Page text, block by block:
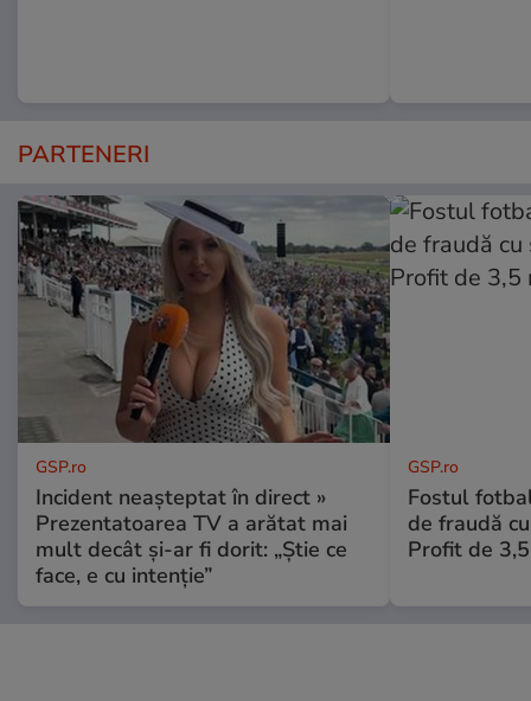
PARTENERI
GSP.ro
Incident neașteptat în direct »
Prezentatoarea TV a arătat mai
mult decât și-ar fi dorit: „Știe ce
face, e cu intenție”
GSP.ro
Fostul
de fraudă
Profit de